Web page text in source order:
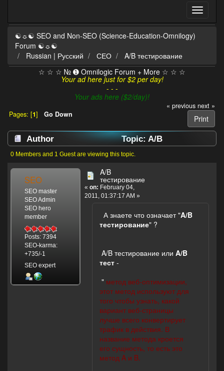
☯☼☯ SEO and Non-SEO (Science-Education-Omnilogy)
Forum ☯☼☯
Russian | Русский
СЕО
A/B тестирование
☆ ☆ ☆ № ➊ Omnilogic Forum + More ☆ ☆ ☆
Your ad here just for $2 per day!
- - -
Your ads here ($2/day)!
« previous next »
Print
Pages: [1] Go Down
Author
Topic: A/B
тестирование (Read 5916 times)
0 Members and 1 Guest are viewing this topic.
SEO
SEO master
SEO Admin
SEO hero
member
Posts: 7394
SEO-karma:
+735/-1
SEO expert
A/B
тестирование
« on: February 04,
2011, 01:37:17 AM »
А знаете что означает "A/B
тестирование" ?
A/B тестирование или A/B
тест -
" метод веб-оптимизации,
этот метод используют для
того чтобы узнать, какой
вариант веб-страницы
лучше всего конвертирует
трафик в действия. В
название метода кроется
его сущность, то есть это
метод A и B.